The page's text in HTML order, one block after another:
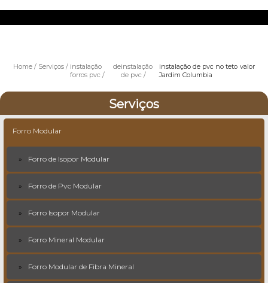
Home Serviços
instalação de
forros pvc
instalação
de pvc
instalação de pvc no teto valor
Jardim Columbia
Serviços
Forro Modular
Forro de Isopor Modular
Forro de Pvc Modular
Forro Isopor Modular
Forro Mineral Modular
Forro Modular de Fibra Mineral